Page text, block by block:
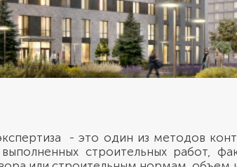
- это один из методов
строительных работ,